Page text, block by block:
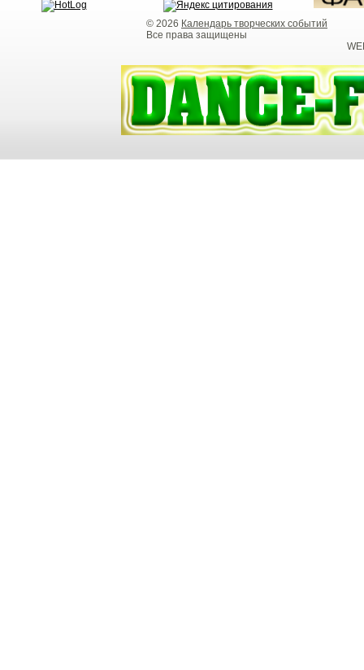
© 2026 Календарь творческих событий
Все права защищены